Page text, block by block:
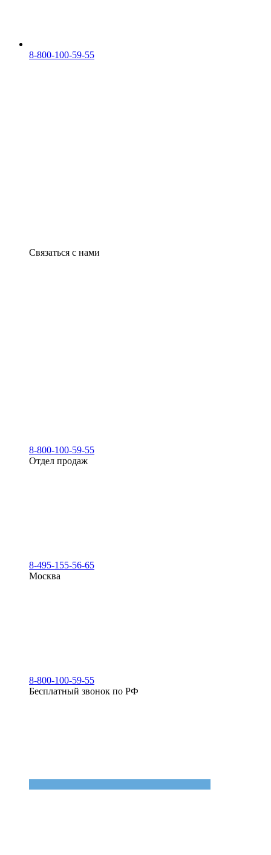
8-800-100-59-55
Связаться с нами
8-800-100-59-55
Отдел продаж
8-495-155-56-65
Москва
8-800-100-59-55
Бесплатный звонок по РФ